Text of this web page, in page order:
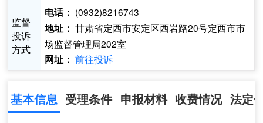
监督
投诉
方式
电话： (0932)8216743
地址： 甘肃省定西市安定区西岩路20号定西市市
场监督管理局202室
网址： 前往投诉
基本信息 受理条件 申报材料 收费情况 法定